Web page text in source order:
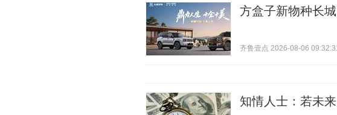
方盒子新物种长
齐鲁壹点 2026-08-06
知情人士：若未